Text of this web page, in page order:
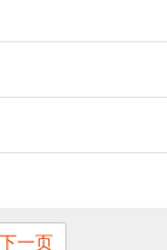
下一页